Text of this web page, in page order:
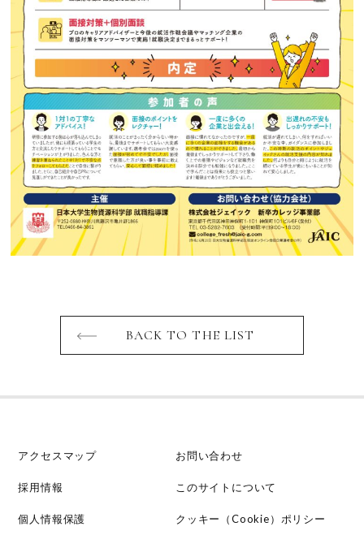
BACK TO THE LIST
アクセスマップ お問い合わせ
採用情報 このサイトについて
個人情報保護 クッキー（Cookie）ポリシー